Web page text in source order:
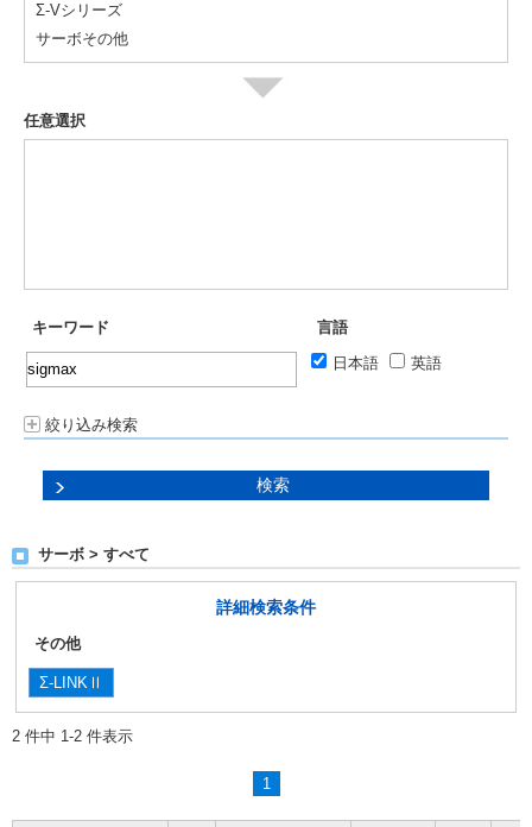
Σ-Vシリーズ
サーボその他
任意選択
キーワード
言語
日本語
英語
絞り込み検索
サーボ > すべて
詳細検索条件
その他
Σ-LINKⅡ
2 件中 1-2 件表示
1